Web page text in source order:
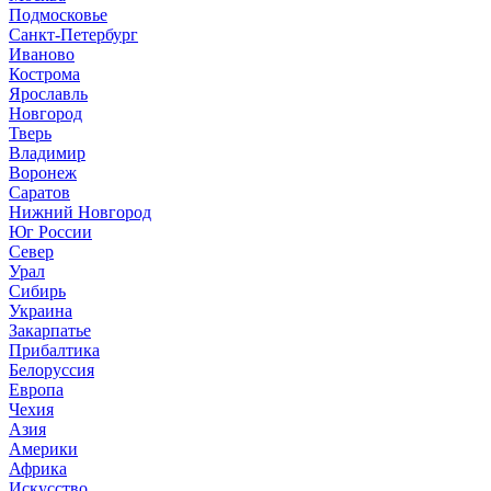
Подмосковье
Санкт-Петербург
Иваново
Кострома
Ярославль
Новгород
Тверь
Владимир
Воронеж
Саратов
Нижний Новгород
Юг России
Север
Урал
Сибирь
Украина
Закарпатье
Прибалтика
Белоруссия
Европа
Чехия
Азия
Америки
Африка